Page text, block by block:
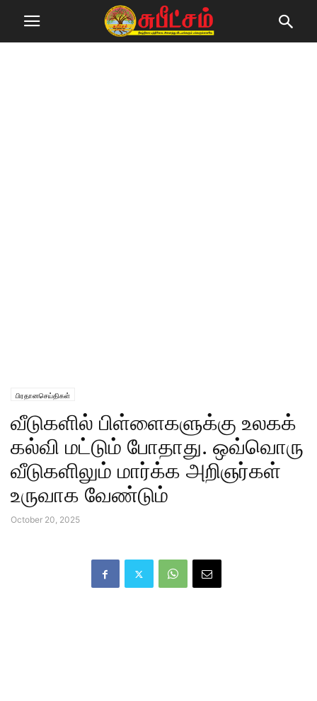
பிரதானசெய்திகள்
வீடுகளில் பிள்ளைகளுக்கு உலகக்
கல்வி மட்டும் போதாது. ஒவ்வொரு
வீடுகளிலும் மார்க்க அறிஞர்கள்
உருவாக வேண்டும்
October 20, 2025